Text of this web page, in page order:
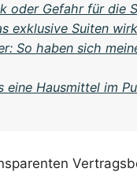
oder Gefahr für die
exklusive Suiten
So haben sich
eine Hausmittel im